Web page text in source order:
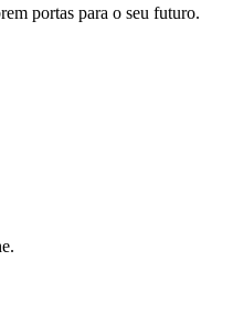
portas para o seu futuro.